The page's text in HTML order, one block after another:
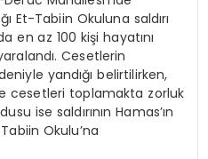
Et-Tabiin Okuluna saldırı
en az 100 kişi hayatını
Cesetlerin
yandığı belirtilirken,
cesetleri toplamakta zorluk
ise saldırının Hamas’ın
Okulu’na